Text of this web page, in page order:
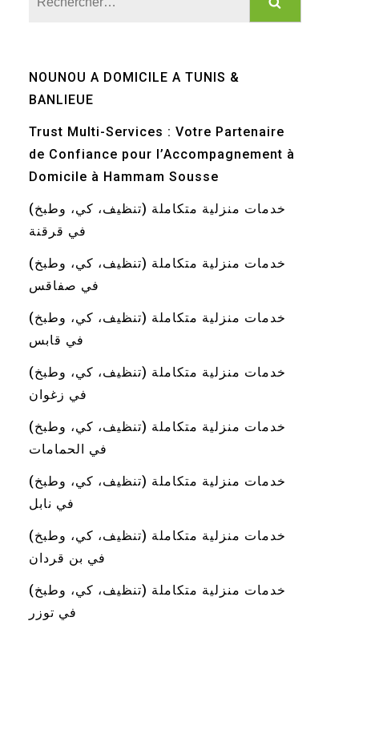
NOUNOU A DOMICILE A TUNIS &
BANLIEUE
Trust Multi-Services : Votre Partenaire
de Confiance pour l’Accompagnement à
Domicile à Hammam Sousse
خدمات منزلية متكاملة (تنظيف، كي، وطبخ)
في قرقنة
خدمات منزلية متكاملة (تنظيف، كي، وطبخ)
في صفاقس
خدمات منزلية متكاملة (تنظيف، كي، وطبخ)
في قابس
خدمات منزلية متكاملة (تنظيف، كي، وطبخ)
في زغوان
خدمات منزلية متكاملة (تنظيف، كي، وطبخ)
في الحمامات
خدمات منزلية متكاملة (تنظيف، كي، وطبخ)
في نابل
خدمات منزلية متكاملة (تنظيف، كي، وطبخ)
في بن قردان
خدمات منزلية متكاملة (تنظيف، كي، وطبخ)
في توزر